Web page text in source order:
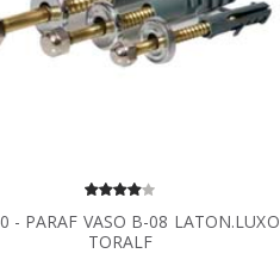
- PARAF VASO B-08 LATON.LUXO
TORALF